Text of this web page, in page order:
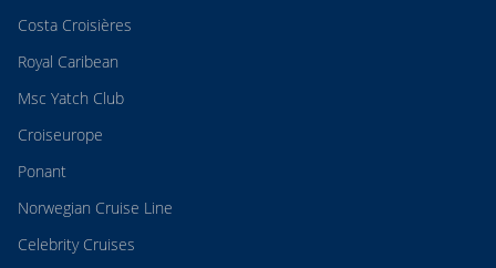
Costa Croisières
Royal Caribean
Msc Yatch Club
Croiseurope
Ponant
Norwegian Cruise Line
Celebrity Cruises